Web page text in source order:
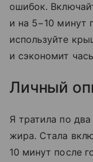
ошибок.
и на 5−10 минут
используйте
и сэкономит
Личный
Я тратила по
жира. Стала
10 минут после